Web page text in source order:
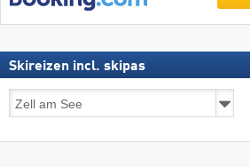
Skireizen incl. skipas
incl.